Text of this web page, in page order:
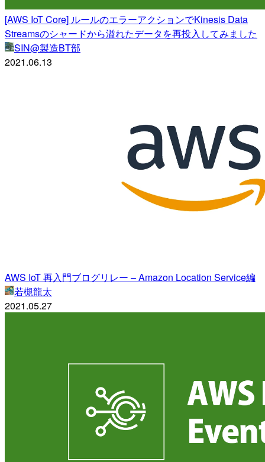
[AWS IoT Core] ルールのエラーアクションでKinesis Data
Streamsのシャードから溢れたデータを再投入してみました
SIN@製造BT部
2021.06.13
AWS IoT 再入門ブログリレー – Amazon Location Service編
若槻龍太
2021.05.27